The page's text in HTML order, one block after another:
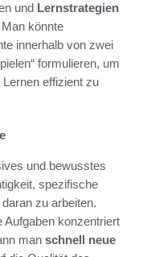
und Lernstrategien
könnte
innerhalb von zwei
formulieren, um
effizient zu
und bewusstes
spezifische
zu arbeiten.
Aufgaben konzentriert
man schnell neue